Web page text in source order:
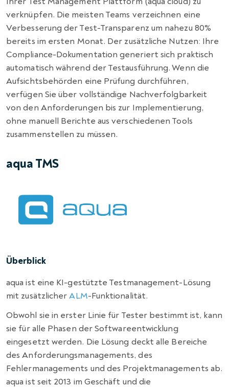
verknüpfen. Die meisten Teams verzeichnen eine
Verbesserung der Test-Transparenz um nahezu 80%
bereits im ersten Monat. Der zusätzliche Nutzen: Ihre
Compliance-Dokumentation generiert sich praktisch
automatisch während der Testausführung. Wenn die
Aufsichtsbehörden eine Prüfung durchführen,
verfügen Sie über vollständige Nachverfolgbarkeit
von den Anforderungen bis zur Implementierung,
ohne manuell Berichte aus verschiedenen Tools
zusammenstellen zu müssen.
aqua TMS
Überblick
aqua ist eine KI-gestützte Testmanagement-Lösung
mit zusätzlicherALM-Funktionalität.
Obwohl sie in erster Linie für Tester bestimmt ist, kann
sie für alle Phasen der Softwareentwicklung
eingesetzt werden. Die Lösung deckt alle Bereiche
des Anforderungsmanagements, des
Fehlermanagements und des Projektmanagements ab.
aqua ist seit 2013 im Geschäft und die